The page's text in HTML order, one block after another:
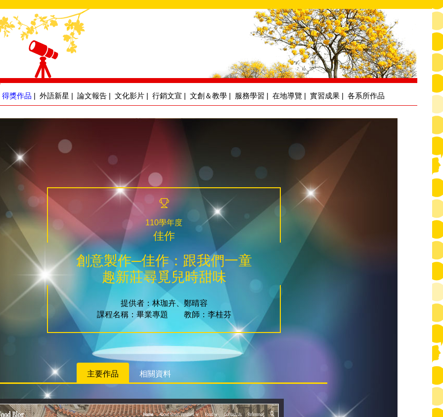
得獎作品 | 外語新星 | 論文報告 | 文化影片 | 行銷文宣 | 文創＆教學 | 服務學習 | 在地導覽 | 實習成果 | 各系所作品
110學年度
佳作
創意製作─佳作：跟我們一童
趣新莊尋覓兒時甜味
提供者：林珈卉、鄭晴容
課程名稱：畢業專題 教師：李桂芬
主要作品 相關資料